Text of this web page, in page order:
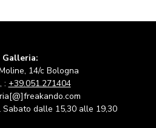
Galleria:
14/c Bologna
: +39.051.271404
dalle 15,30 alle 19,30